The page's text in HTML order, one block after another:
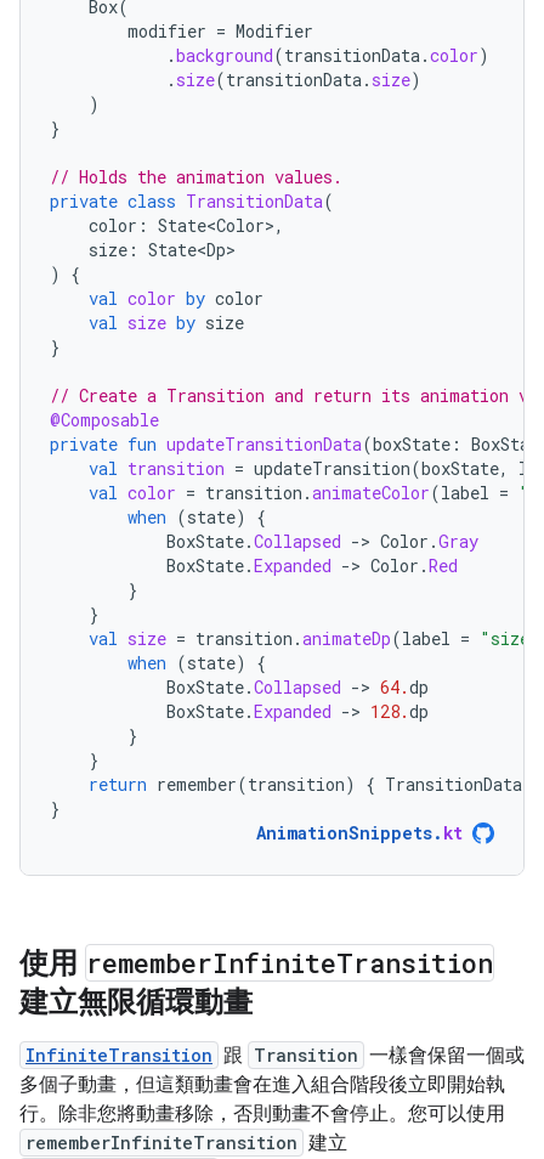
Box(
modifier = Modifier
.background(transitionData.color)
. size(transitionData. size)
)
}
// Holds the animation values.
private class TransitionData(
color : State<Color>,
size : State<Dp>
)
{
val color by color
val size by size
}
// Create a Transition and return its animation
@Composable
private fun updateTransitionData(boxState :
val transition = updateTransition(boxState,
val color = transition .animateColor(label =
when (state)
{
BoxState.Collapsed -> Color .Gray
BoxState.Expanded -> Color .Red
}
}
val size = transition .animateDp(label = "size"
when (state)
{
BoxState.Collapsed -> 64.dp
BoxState.Expanded -> 128.dp
}
}
return remember(transition) { TransitionData
}
AnimationSnippets. kt
使用 rememberInfiniteTransition
建立無限循環動畫
InfiniteTransition 跟 Transition 一樣會保留一個或
多個子動畫，但這類動畫會在進入組合階段後立即開始執
行。除非您將動畫移除，否則動畫不會停止。您可以使用
rememberInfiniteTransition 建立